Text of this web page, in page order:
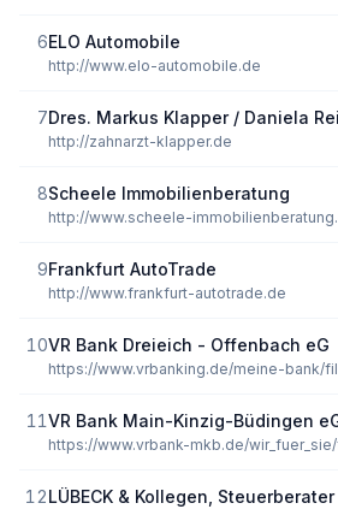
6ELO Automobile
http://www.elo-automobile.de
7Dres. Markus Klapper / Daniela
http://zahnarzt-klapper.de
8Scheele Immobilienberatung
http://www.scheele-
9Frankfurt AutoTrade
http://www.frankfurt-autotrade.de
10VR Bank Dreieich - Offenbach eG
11VR Bank Main-Kinzig-Büdingen
12LÜBECK & Kollegen, Steuerberater